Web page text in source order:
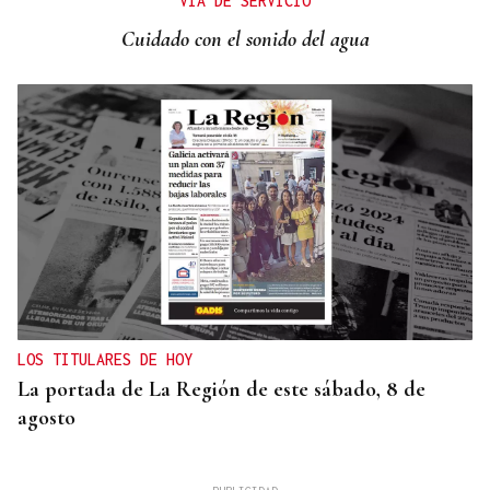
Cuidado con el sonido del agua
LOS TITULARES DE HOY
La portada de La Región de este sábado, 8 de
agosto